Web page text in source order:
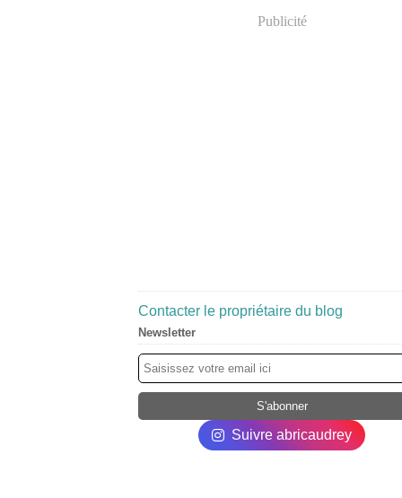
Publicité
Contacter le propriétaire du blog
Newsletter
Suivre abricaudrey